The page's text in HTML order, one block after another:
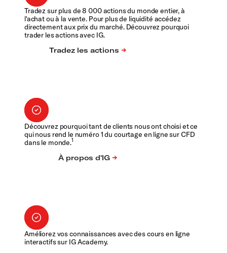
Tradez sur plus de 8 000 actions du monde entier, à
l'achat ou à la vente. Pour plus de liquidité accédez
directement aux prix du marché. Découvrez pourquoi
trader les actions avec IG.
Découvrez pourquoi tant de clients nous ont choisi et ce
qui nous rend le numéro 1 du courtage en ligne sur CFD
dans le monde.1
Améliorez vos connaissances avec des cours en ligne
interactifs sur IG Academy.